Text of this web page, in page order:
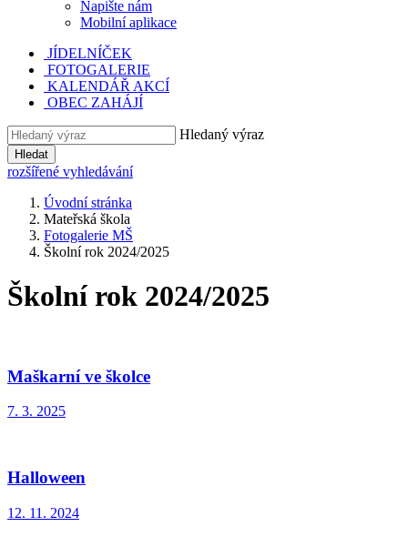
Napište nám
Mobilní aplikace
JÍDELNÍČEK
FOTOGALERIE
KALENDÁŘ AKCÍ
OBEC ZAHÁJÍ
Hledaný výraz
Hledat
rozšířené vyhledávání
Úvodní stránka
Mateřská škola
Fotogalerie MŠ
Školní rok 2024/2025
Školní rok 2024/2025
Maškarní ve školce
7. 3. 2025
Halloween
12. 11. 2024